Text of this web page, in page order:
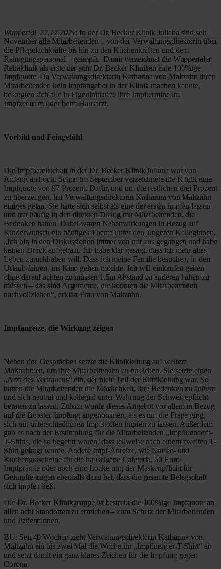
Wuppertal, 22.12.2021: In der Dr. Becker Klinik Juliana sind seit
November alle Mitarbeitenden – von der Verwaltungsdirektorin über
die Pflegefachkräfte bis hin zu den Küchenkräften und dem
Reinigungspersonal – geimpft.  Damit verzeichnet die Wuppertaler
Rehaklinik als erste der acht Dr. Becker Kliniken eine 100%ige
Impfquote. Da Verwaltungsdirektorin Katharina von Maltzahn ihren
Mitarbeitenden kein Impfangebot in der Klinik machen konnte,
besorgten sich alle in Eigeninitiative ihre Impftermine im
Impfzentrum oder beim Hausarzt.
Vorbild und Feingefühl
Die Impfbereitschaft in der Dr. Becker Klinik Juliana war von
Anfang an hoch. Schon im September verzeichnete die Klinik eine
Impfquote von 97 Prozent. Dafür, und um die restlichen drei Prozent
zu überzeugen, hat Verwaltungsdirektorin Katharina von Maltzahn
einiges getan. Sie hatte sich selbst als eine der ersten impfen lassen
und trat häufig in den direkten Dialog mit Mitarbeitenden, die
Bedenken hatten. Dabei waren Nebenwirkungen in Bezug auf
Kinderwunsch ein häufiges Thema unter den jüngeren Kolleginnen.
„Ich bin in den Diskussionen immer von mir aus gegangen und habe
keinen Druck aufgebaut. Ich habe klar gesagt, dass ich mein altes
Leben zurückhaben will. Dass ich meine Familie besuchen, in den
Urlaub fahren, ins Kino gehen möchte. Ich will einkaufen gehen
ohne darauf achten zu müssen 1,5m Abstand zu anderen halten zu
müssen – das sind Argumente, die konnten die Mitarbeitenden
nachvollziehen“, erklärt Frau von Maltzahn.
Impfanreize, die Wirkung zeigen
Neben den Gesprächen setzte die Klinikleitung auf weitere
Maßnahmen, um ihre Mitarbeitenden zu erreichen. Sie setzte einen
„Arzt des Vertrauens“ ein, der nicht Teil der Klinikleitung war. So
hatten die Mitarbeitenden die Möglichkeit, ihre Bedenken zu äußern
und sich neutral und kollegial unter Wahrung der Schweigepflicht
beraten zu lassen. Zuletzt wurde dieses Angebot vor allem in Bezug
auf die Booster-Impfung angenommen, als es um die Frage ging,
sich mit unterschiedlichen Impfstoffen impfen zu lassen. Außerdem
gab es nach der Erstimpfung für die Mitarbeitenden „Impfluencer“-
T-Shirts, die so begehrt waren, dass teilweise nach einem zweiten T-
Shirt gefragt wurde. Andere Impf-Anreize, wie Kaffee- und
Kuchengutscheine für die hauseigene Cafeteria, 50 Euro
Impfprämie oder auch eine Lockerung der Maskenpflicht für
Geimpfte trugen ebenfalls dazu bei, dass die gesamte Belegschaft
sich impfen ließ.
Die Dr. Becker Klinikgruppe ist bestrebt die 100%ige Impfquote an
allen acht Standorten zu erreichen – zum Schutz der Mitarbeitenden
und Patient:innen.
BU: Seit 40 Wochen zieht Verwaltungsdirektorin Katharina von
Maltzahn ein bis zwei Mal die Woche ihr „Impfluencer-T-Shirt“ an
und setzt damit ein ganz klares Zeichen für die Impfung gegen
Corona.